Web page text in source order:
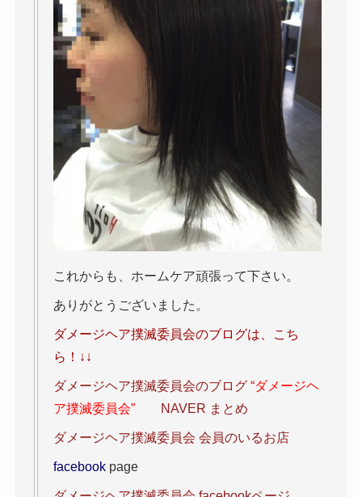
これからも、ホームケア頑張って下さい。
ありがとうございました。
ダメージヘア撲滅委員会のブログは、こち
ら！↓↓
ダメージヘア撲滅委員会のブログ “ダメージヘ
ア撲滅委員会”
NAVER まとめ
ダメージヘア撲滅委員会 会員のいるお店
facebookpage